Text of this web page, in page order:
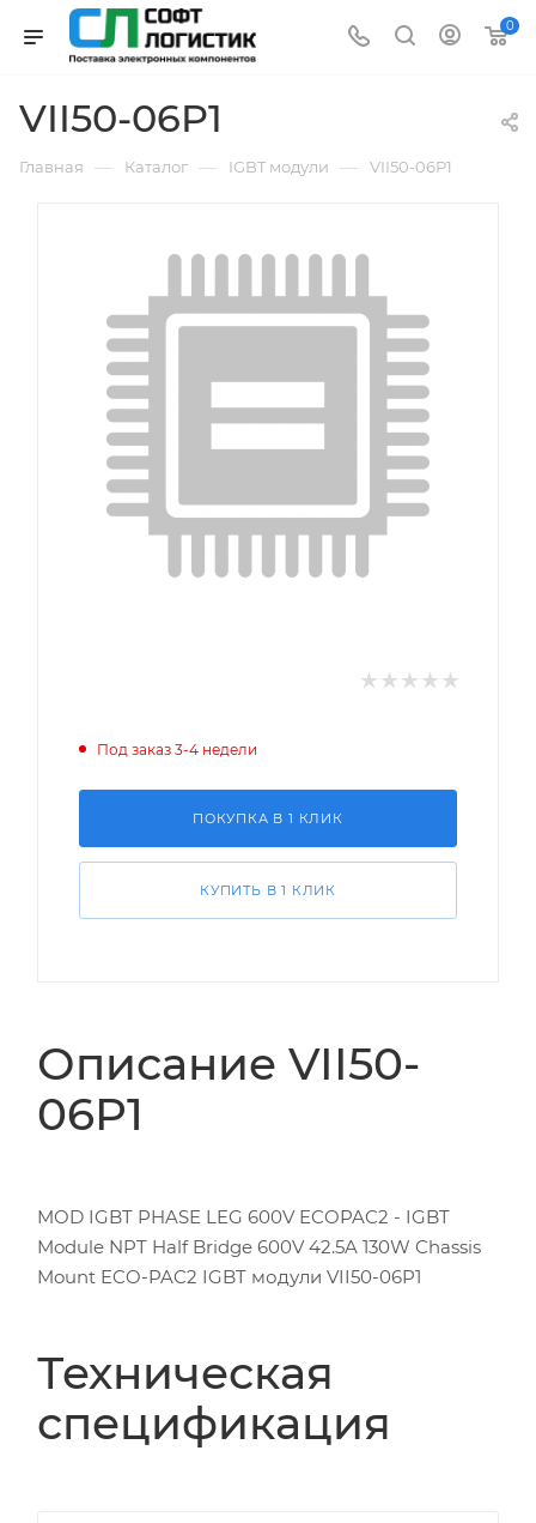
0
VII50-06P1
Главная — Каталог — IGBT модули — VII50-06P1
Под заказ 3-4 недели
ПОКУПКА В 1 КЛИК
КУПИТЬ В 1 КЛИК
Описание VII50-
06P1
MOD IGBT PHASE LEG 600V ECOPAC2 - IGBT
Module NPT Half Bridge 600V 42.5A 130W Chassis
Mount ECO-PAC2 IGBT модули VII50-06P1
Техническая
спецификация